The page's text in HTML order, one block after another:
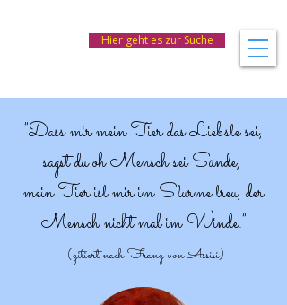
Hier geht es zur Suche
"Dass mir mein Tier das Liebste sei,
sagst du oh Mensch sei Sünde,
mein Tier ist mir im Sturme treu, der
Mensch nicht mal im Winde."
(zitiert nach Franz von Assisi)